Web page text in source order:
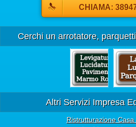
CHIAMA:
Cerchi un arrotatore,
Altri Servizi Impresa
Ristrutturazione Casa